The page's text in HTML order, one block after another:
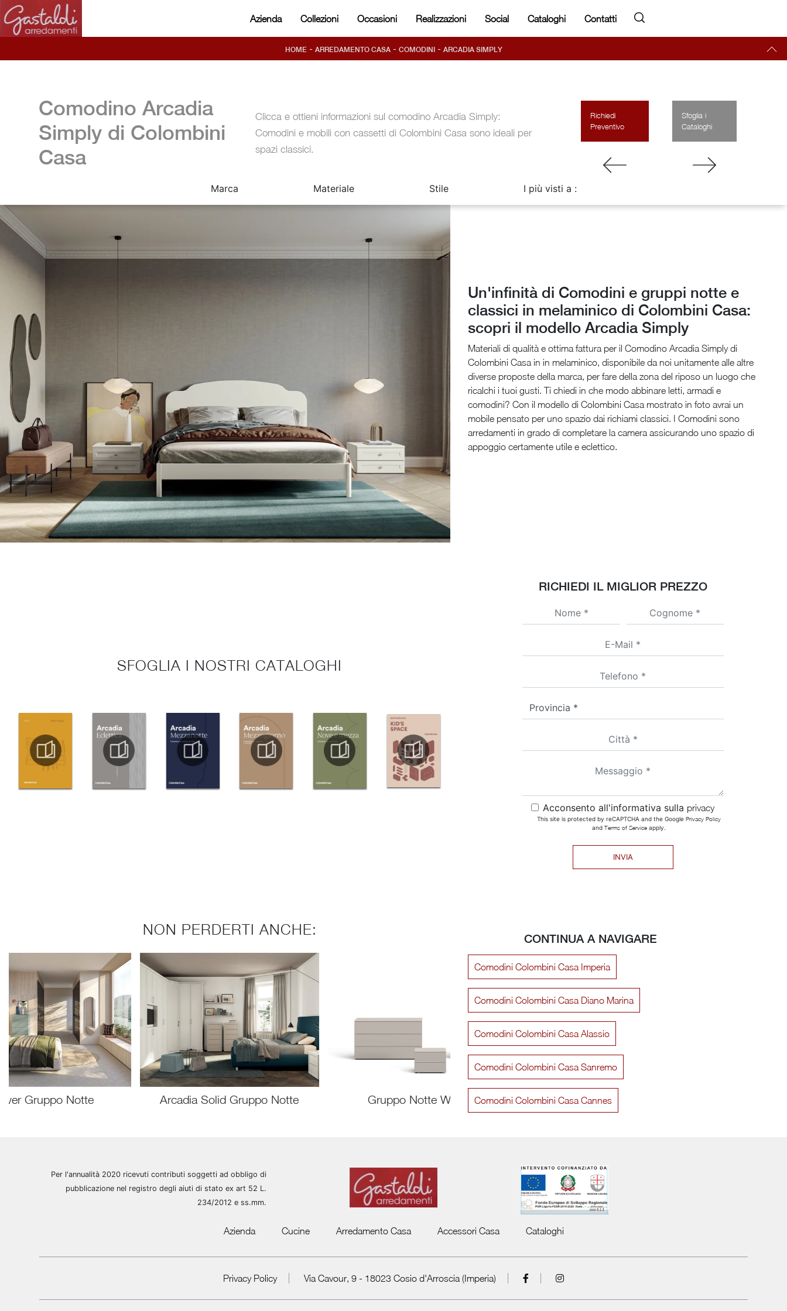
Azienda Collezioni Occasioni Realizzazioni Social Cataloghi Contatti
HOME - ARREDAMENTO CASA- COMODINI - ARCADIA SIMPLY
Comodino Arcadia
Simply di Colombini
Casa
Clicca e ottieni informazioni sul comodino Arcadia Simply:
Comodini e mobili con cassetti di Colombini Casa sono ideali per
spazi classici.
Richiedi
Preventivo
Sfoglia i
Cataloghi
Marca Materiale Stile I più visti a :
Un'infinità di Comodini e gruppi notte e
classici in melaminico di Colombini Casa:
scopri il modello Arcadia Simply
Materiali di qualità e ottima fattura per il Comodino Arcadia Simply di
Colombini Casa in in melaminico, disponibile da noi unitamente alle altre
diverse proposte della marca, per fare della zona del riposo un luogo che
ricalchi i tuoi gusti. Ti chiedi in che modo abbinare letti, armadi e
comodini? Con il modello di Colombini Casa mostrato in foto avrai un
mobile pensato per uno spazio dai richiami classici. I Comodini sono
arredamenti in grado di completare la camera assicurando uno spazio di
appoggio certamente utile e eclettico.
SFOGLIA I NOSTRI CATALOGHI
RICHIEDI IL MIGLIOR PREZZO
Acconsento all'informativa sulla privacy
This site is protected by reCAPTCHA and the Google Privacy Policy
and Terms of Serviceapply.
INVIA
NON PERDERTI ANCHE:
Gruppo Notte Arcadia Solid Gruppo Notte Gruppo Notte Wind Volo Link Gruppo Notte
CONTINUA A NAVIGARE
Comodini Colombini Casa Imperia
Comodini Colombini Casa Diano Marina
Comodini Colombini Casa Alassio
Comodini Colombini Casa Sanremo
Comodini Colombini Casa Cannes
Per l'annualità 2020 ricevuti contributi soggetti ad obbligo di
pubblicazione nel registro degli aiuti di stato ex art 52 L.
234/2012 e ss.mm.
Azienda Cucine Arredamento Casa Accessori Casa Cataloghi
Privacy Policy Via Cavour, 9 - 18023 Cosio d'Arroscia (Imperia)